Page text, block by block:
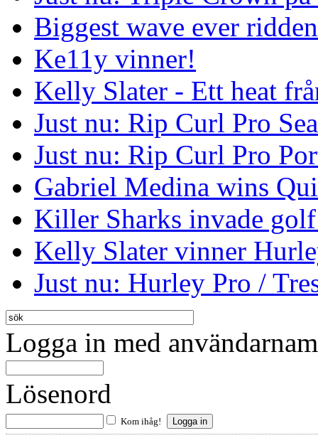
Biggest wave ever
Ke11y vinner!
Kelly Slater - Ett heat
Just nu: Rip Curl Pro
Just nu: Rip Curl Pro
Gabriel Medina wins
Killer Sharks invade
Kelly Slater vinner
Just nu: Hurley Pro /
Logga in med
Lösenord
Kom ihåg!